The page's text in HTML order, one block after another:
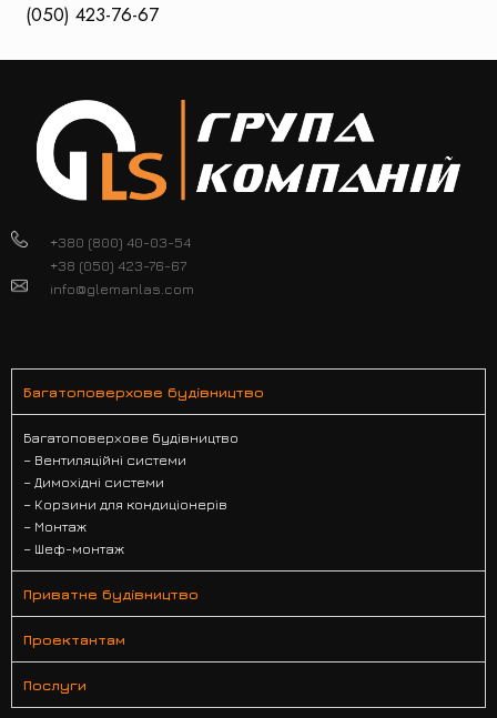
(050) 423-76-67
+380 (800) 40-03-54
+38 (050) 423-76-67
info@glemanlas.com
Багатоповерхове будівництво
Багатоповерхове будівництво
– Вентиляційні системи
– Димохідні системи
– Корзини для кондиціонерів
– Монтаж
– Шеф-монтаж
Приватне будівництво
Проектантам
Послуги